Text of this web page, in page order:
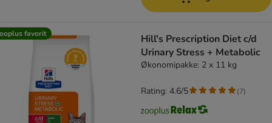
favorit
Hill's Prescription Diet c/d
Urinary Stress + Metabolic
Økonomipakke: 2 x 11 kg
Rating: 4.6/5 (7)